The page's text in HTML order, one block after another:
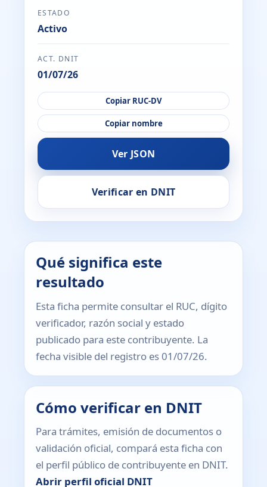
ESTADO
Activo
ACT. DNIT
01/07/26
Copiar RUC-DV
Copiar nombre
Ver JSON
Verificar en DNIT
Qué significa este
resultado
Esta ficha permite consultar el RUC, dígito
verificador, razón social y estado
publicado para este contribuyente. La
fecha visible del registro es 01/07/26.
Cómo verificar en DNIT
Para trámites, emisión de documentos o
validación oficial, compará esta ficha con
el perfil público de contribuyente en DNIT.
Abrir perfil oficial DNIT